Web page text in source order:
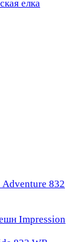
елка
832
Impression